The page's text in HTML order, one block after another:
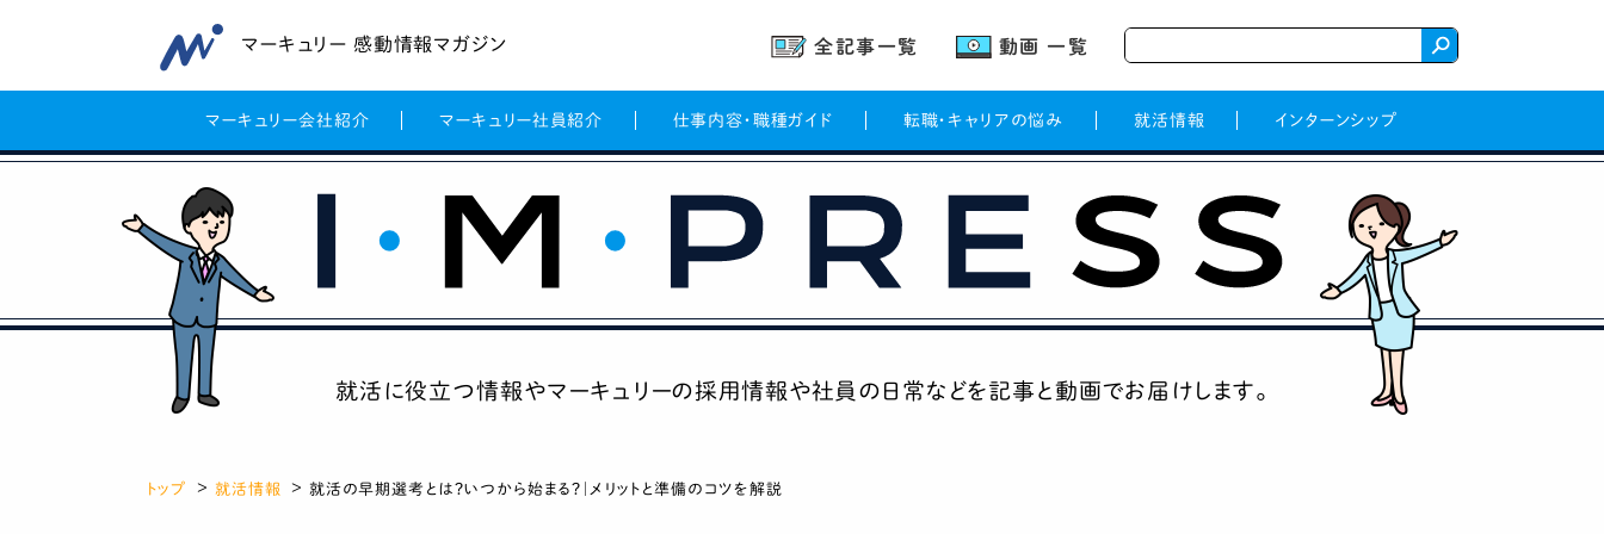
マーキュリー 感動情報マガジン 全記事一覧 動画 一覧
マーキュリー会社紹介 マーキュリー社員紹介 仕事内容・職種ガイド 転職・キャリアの悩み 就活情報 インターンシップ
就活に役立つ情報やマーキュリーの採用情報や社員の日常などを記事と動画でお届けします。
トップ 就活情報 就活の早期選考とは？いつから始まる？｜メリットと準備のコツを解説